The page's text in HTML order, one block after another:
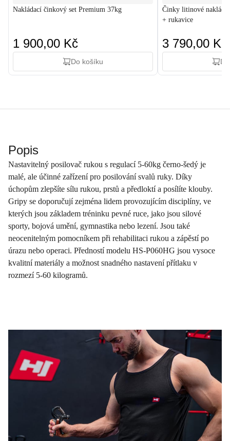
Nakládací činkový set Premium 37kg
1 900,00 Kč
Do košíku
Činky litinové
+ rukavice
3 790,00 Kč
Popis
Nastavitelný posilovač rukou s regulací 5-60kg černo-šedý je
malé, ale účinné zařízení pro posilování svalů ruky. Díky
úchopům zlepšíte sílu rukou, prstů a předloktí a posílíte klouby.
Gripy se doporučují zejména lidem provozujícím disciplíny, ve
kterých jsou základem tréninku pevné ruce, jako jsou silové
sporty, bojová umění, gymnastika nebo lezení. Jsou také
neocenitelným pomocníkem při rehabilitaci rukou a zápěstí po
úrazu nebo operaci. Předností modelu HS-P060HG jsou vysoce
kvalitní materiály a možnost snadného nastavení přítlaku v
rozmezí 5-60 kilogramů.